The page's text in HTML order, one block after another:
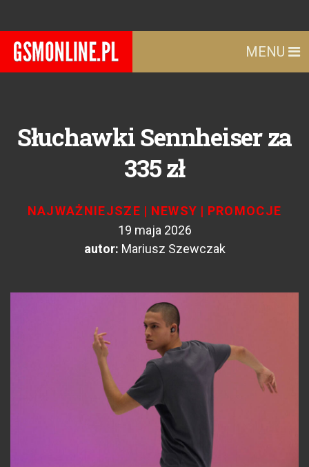
MENU
Słuchawki Sennheiser za
335 zł
NAJWAŻNIEJSZE | NEWSY | PROMOCJE
19 maja 2026
autor: Mariusz Szewczak